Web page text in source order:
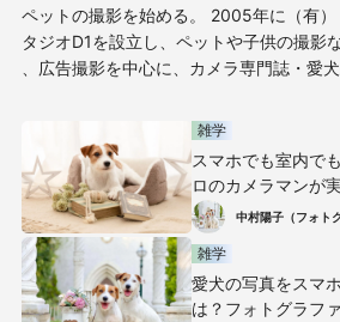
ペットの撮影を始める。 2005年に（有
タジオD1を設立し、ペットや子供の撮影
、広告撮影を中心に、カメラ専門誌・愛
雑学
スマホでも室内で
ロのカメラマンが
える写真テクニッ
中村陽子（フォト
雑学
愛犬の写真をスマ
は？フォトグラフ